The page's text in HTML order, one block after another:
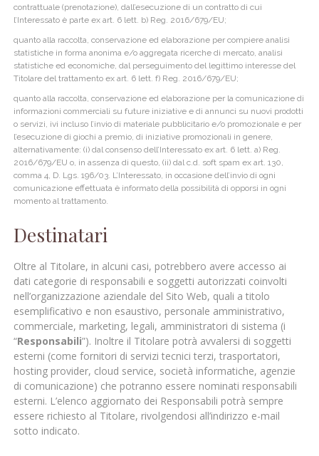
contrattuale (prenotazione), dall’esecuzione di un contratto di cui
l’Interessato è parte ex art. 6 lett. b) Reg. 2016/679/EU;
quanto alla raccolta, conservazione ed elaborazione per compiere analisi
statistiche in forma anonima e/o aggregata ricerche di mercato, analisi
statistiche ed economiche, dal perseguimento del legittimo interesse del
Titolare del trattamento ex art. 6 lett. f) Reg. 2016/679/EU;
quanto alla raccolta, conservazione ed elaborazione per la comunicazione di
informazioni commerciali su future iniziative e di annunci su nuovi prodotti
o servizi, ivi incluso l’invio di materiale pubblicitario e/o promozionale e per
l’esecuzione di giochi a premio, di iniziative promozionali in genere,
alternativamente: (i) dal consenso dell’Interessato ex art. 6 lett. a) Reg.
2016/679/EU o, in assenza di questo, (ii) dal c.d. soft spam ex art. 130,
comma 4, D. Lgs. 196/03. L’Interessato, in occasione dell’invio di ogni
comunicazione effettuata è informato della possibilità di opporsi in ogni
momento al trattamento.
Destinatari
Oltre al Titolare, in alcuni casi, potrebbero avere accesso ai
dati categorie di responsabili e soggetti autorizzati coinvolti
nell’organizzazione aziendale del Sito Web, quali a titolo
esemplificativo e non esaustivo, personale amministrativo,
commerciale, marketing, legali, amministratori di sistema (i
“Responsabili”). Inoltre il Titolare potrà avvalersi di soggetti
esterni (come fornitori di servizi tecnici terzi, trasportatori,
hosting provider, cloud service, società informatiche, agenzie
di comunicazione) che potranno essere nominati responsabili
esterni. L’elenco aggiornato dei Responsabili potrà sempre
essere richiesto al Titolare, rivolgendosi all’indirizzo e-mail
sotto indicato.